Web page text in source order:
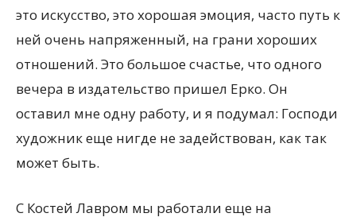
это искусство, это хорошая эмоция, часто путь к
ней очень напряженный, на грани хороших
отношений. Это большое счастье, что одного
вечера в издательство пришел Ерко. Он
оставил мне одну работу, и я подумал: Господи
художник еще нигде не задействован, как так
может быть.
С Костей Лавром мы работали еще на